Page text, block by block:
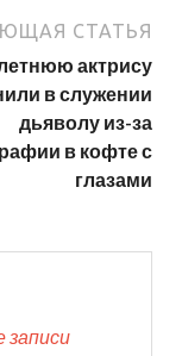
СТАТЬЯ
актрису
в служении
дьяволу из-за
в кофте с
глазами